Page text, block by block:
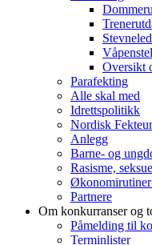
Oversikt
Parafekting
Alle skal med
Idrettspolitikk
Nordisk
Anlegg
Barne- og
Rasisme,
Partnere
Om konkurranser og
Påmelding til
Terminlister